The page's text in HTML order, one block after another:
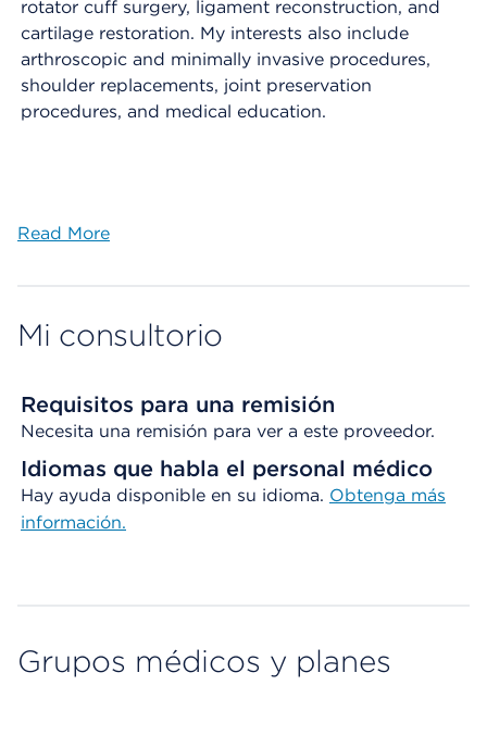
rotator cuff surgery, ligament reconstruction, and
cartilage restoration. My interests also include
arthroscopic and minimally invasive procedures,
shoulder replacements, joint preservation
procedures, and medical education.
Read More
Mi consultorio
Requisitos para una remisión
Necesita una remisión para ver a este proveedor.
Idiomas que habla el personal médico
Hay ayuda disponible en su idioma. Obtenga más
información.
Grupos médicos y planes